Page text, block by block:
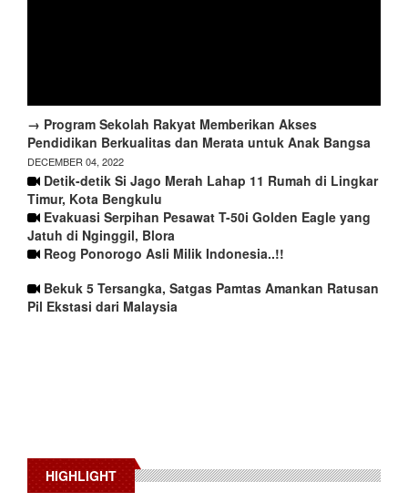
→ Program Sekolah Rakyat Memberikan Akses
Pendidikan Berkualitas dan Merata untuk Anak Bangsa
DECEMBER 04, 2022
Detik-detik Si Jago Merah Lahap 11 Rumah di Lingkar
Timur, Kota Bengkulu
Evakuasi Serpihan Pesawat T-50i Golden Eagle yang
Jatuh di Nginggil, Blora
Reog Ponorogo Asli Milik Indonesia..!!
Bekuk 5 Tersangka, Satgas Pamtas Amankan Ratusan
Pil Ekstasi dari Malaysia
HIGHLIGHT